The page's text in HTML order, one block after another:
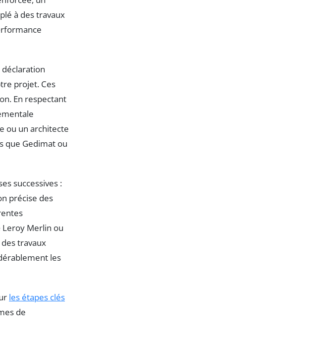
à des travaux
projet. Ces
En respectant
ou un architecte
que Gedimat ou
successives :
précise des
Merlin ou
travaux
les
les étapes clés
de